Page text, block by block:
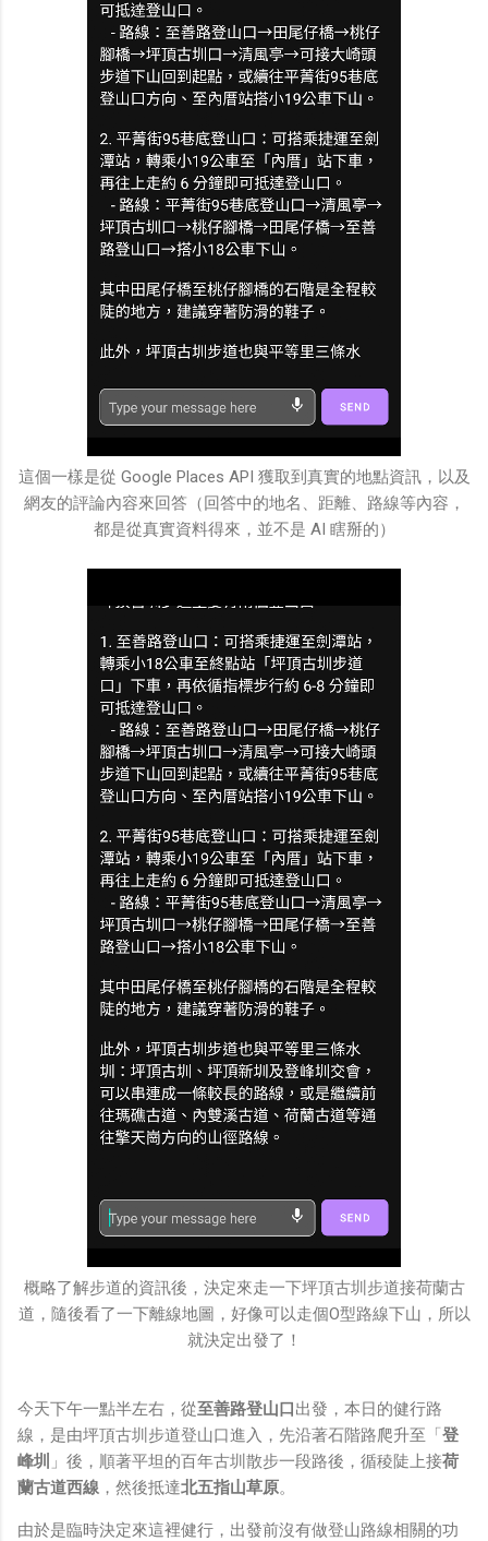
這個一樣是從 Google Places API 獲取到真實的地點資訊，以及
網友的評論內容來回答（回答中的地名、距離、路線等內容，
都是從真實資料得來，並不是 AI 瞎掰的）
概略了解步道的資訊後，決定來走一下坪頂古圳步道接荷蘭古
道，隨後看了一下離線地圖，好像可以走個O型路線下山，所以
就決定出發了！
今天下午一點半左右，從至善路登山口出發，本日的健行路
線，是由坪頂古圳步道登山口進入，先沿著石階路爬升至「登
峰圳 」後，順著平坦的百年古圳散步一段路後，循稜陡上接荷
蘭古道西線 ，然後抵達北五指山草原。
由於是臨時決定來這裡健行，出發前沒有做登山路線相關的功